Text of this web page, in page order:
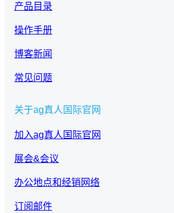
产品目录
操作手册
博客新闻
常见问题
关于ag真人国际官网
加入ag真人国际官网
展会&会议
办公地点和经销网络
订阅邮件